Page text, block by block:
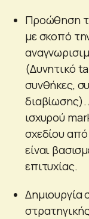
Προώθηση
με σκοπό
(Δυνητικό
συνθήκες,
διαβίωσης).
ισχυρού
σχεδίου
είναι
επιτυχίας.
Δημιουργία